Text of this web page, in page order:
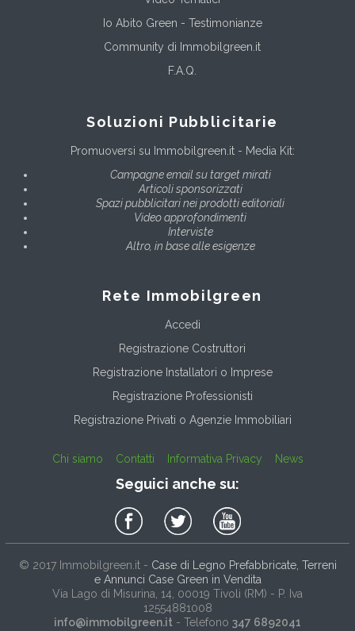
Io Abito Green - Testimonianze
Community di Immobilgreen.it
F.A.Q.
Soluzioni Pubblicitarie
Promuoversi su Immobilgreen.it - Media Kit:
Campagne email su target mirati
Articoli sponsorizzati
Spazi pubblicitari nei prodotti editoriali
Video approfondimenti
Interviste
Altro, in base alle esigenze
Rete Immobilgreen
Accedi
Registrazione Costruttori
Registrazione Installatori o Imprese
Registrazione Professionisti
Registrazione Privati o Agenzie Immobiliari
Chi siamo Contatti Informativa Privacy News
Seguici anche su:
© 2017 Immobilgreen.it- Case di Legno Prefabbricate, Terreni
e Annunci Case Green in Vendita
Via Lago di Misurina, 14 , 00019 Tivoli (RM) - P. Iva
12554881008
info@immobilgreen.it - Telefono 347 6892041